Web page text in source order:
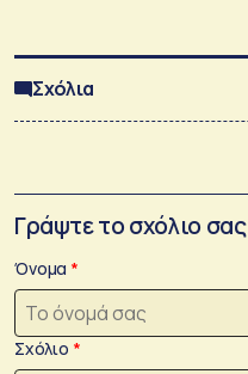
Σχόλια
Γράψτε το σχόλιο σας
Όνομα
Σχόλιο